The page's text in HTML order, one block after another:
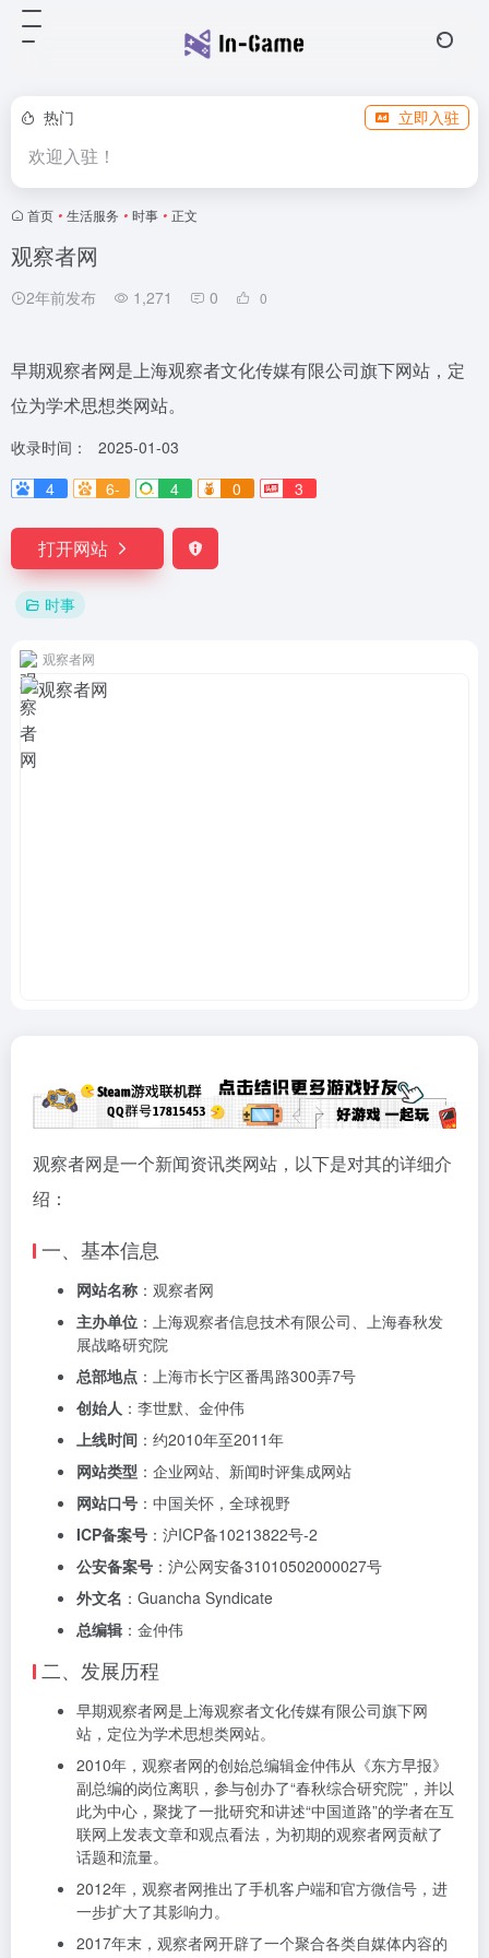
热门 立即入驻
欢迎入驻！
首页 • 生活服务 • 时事 • 正文
观察者网
2年前发布 1,271 0 0
早期观察者网是上海观察者文化传媒有限公司旗下网站，定
位为学术思想类网站。
收录时间：
2025-01-03
4
6- 4 0 3
打开网站
时事
观察者网
观察者网是一个新闻资讯类网站，以下是对其的详细介
绍：
一、基本信息
网站名称 ：观察者网
主办单位 ：上海观察者信息技术有限公司、上海春秋发
展战略研究院
总部地点 ：上海市长宁区番禺路300弄7号
创始人 ：李世默、金仲伟
上线时间 ：约2010年至2011年
网站类型 ：企业网站、新闻时评集成网站
网站口号 ：中国关怀，全球视野
ICP备案号 ：沪ICP备10213822号-2
公安备案号 ：沪公网安备31010502000027号
外文名 ：Guancha Syndicate
总编辑 ：金仲伟
二、发展历程
早期观察者网是上海观察者文化传媒有限公司旗下网
站，定位为学术思想类网站。
2010年，观察者网的创始总编辑金仲伟从《东方早报》
副总编的岗位离职，参与创办了“春秋综合研究院”，并以
此为中心，聚拢了一批研究和讲述“中国道路”的学者在互
联网上发表文章和观点看法，为初期的观察者网贡献了
话题和流量。
2012年，观察者网推出了手机客户端和官方微信号，进
一步扩大了其影响力。
2017年末，观察者网开辟了一个聚合各类自媒体内容的